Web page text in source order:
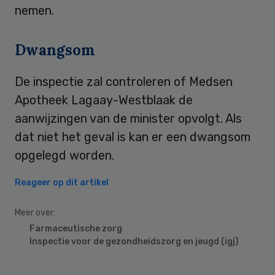
nemen.
Dwangsom
De inspectie zal controleren of Medsen
Apotheek Lagaay-Westblaak de
aanwijzingen van de minister opvolgt. Als
dat niet het geval is kan er een dwangsom
opgelegd worden.
Reageer op dit artikel
Meer over:
Farmaceutische zorg
Inspectie voor de gezondheidszorg en jeugd (igj)